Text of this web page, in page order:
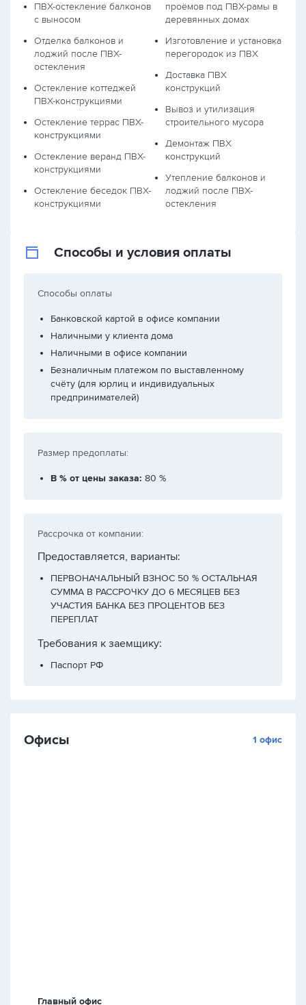
ПВХ-остекление балконов
с выносом
Отделка балконов и
лоджий после ПВХ-
остекления
Остекление коттеджей
ПВХ-конструкциями
Остекление террас ПВХ-
конструкциями
Остекление веранд ПВХ-
конструкциями
Остекление беседок ПВХ-
конструкциями
проёмов под ПВХ-рамы в
деревянных домах
Изготовление и установка
перегородок из ПВХ
Доставка ПВХ
конструкций
Вывоз и утилизация
строительного мусора
Демонтаж ПВХ
конструкций
Утепление балконов и
лоджий после ПВХ-
остекления
Способы и условия оплаты
Способы оплаты
Банковской картой в офисе компании
Наличными у клиента дома
Наличными в офисе компании
Безналичным платежом по выставленному
счёту (для юрлиц и индивидуальных
предпринимателей)
Размер предоплаты:
В % от цены заказа: 80 %
Рассрочка от компании:
Предоставляется, варианты:
ПЕРВОНАЧАЛЬНЫЙ ВЗНОС 50 % ОСТАЛЬНАЯ
СУММА В РАССРОЧКУ ДО 6 МЕСЯЦЕВ БЕЗ
УЧАСТИЯ БАНКА БЕЗ ПРОЦЕНТОВ БЕЗ
ПЕРЕПЛАТ
Требования к заемщику:
Паспорт РФ
Офисы 1 офис
Главный офис